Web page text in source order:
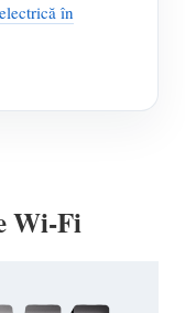
în
Wi-Fi